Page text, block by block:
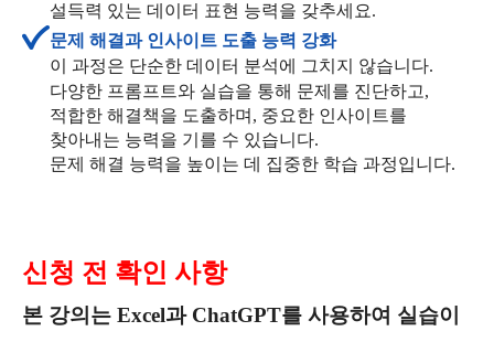
설득력 있는 데이터 표현 능력을 갖추세요.
문제 해결과 인사이트 도출 능력 강화
이 과정은 단순한 데이터 분석에 그치지 않습니다.
다양한 프롬프트와 실습을 통해 문제를 진단하고,
적합한 해결책을 도출하며, 중요한 인사이트를
찾아내는 능력을 기를 수 있습니다.
문제 해결 능력을 높이는 데 집중한 학습 과정입니다.
신청 전 확인 사항
본 강의는 Excel과 ChatGPT를 사용하여 실습이